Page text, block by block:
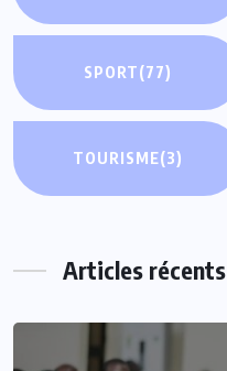
SPORT(77)
TOURISME(3)
Articles récents